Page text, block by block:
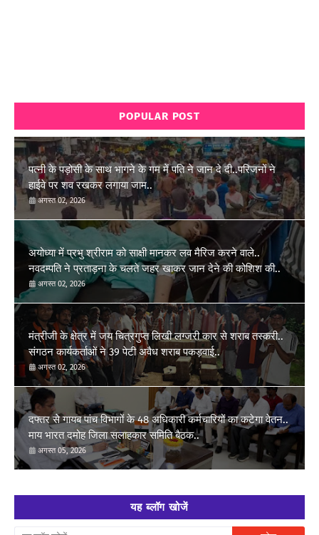
POPULAR POST
पत्नी के पड़ोसी के साथ भागने के गम में पति ने जान दे दी..परिजनों ने
हाईवे पर शव रखकर लगाया जाम..
अगस्त 02, 2026
अयोध्या में प्रभु श्रीराम को साक्षी मानकर लव मैरिज करने वाले..
नवदम्पति ने प्रताड़ना के चलते जहर खाकर जान देने की कोशिश की..
अगस्त 02, 2026
मंत्रीजी के क्षेत्र में जय चित्रगुप्त लिखी लग्जरी कार से शराब तस्करी..
संगठन कार्यकर्ताओं ने 39 पेटी अवैध शराब पकड़वाई..
अगस्त 02, 2026
दफ्तर से गायब पांच विभागों के 48 अधिकारी कर्मचारियों का कटेगा वेतन..
माय भारत दमोह जिला सलाहकार समिति बैठक..
अगस्त 05, 2026
यह ब्लॉग खोजें